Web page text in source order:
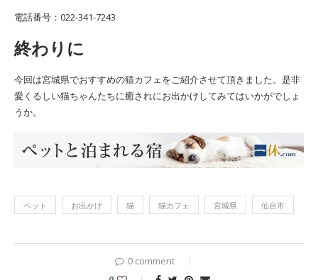
電話番号：022-341-7243
終わりに
今回は宮城県でおすすめの猫カフェをご紹介させて頂きました。是非
愛くるしい猫ちゃんたちに癒されにお出かけしてみてはいかがでしょ
うか。
ペット お出かけ 猫 猫カフェ 宮城県 仙台市
0 comment